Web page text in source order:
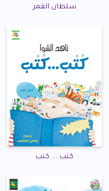
سلطان القمر
كتب ... كتب